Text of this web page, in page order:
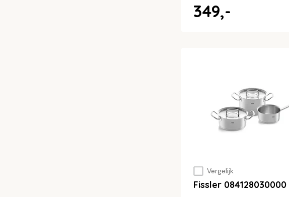
349,-
Vergelijk
Fissler 084128030000